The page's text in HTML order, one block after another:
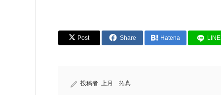
Post Share Hatena LINE
投稿者: 上月 拓真